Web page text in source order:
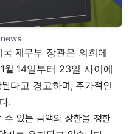
재무부 장관은 의회에
14일부터 23일 사이에
다고 경고하며, 추가적인
.
있는 금액의 상한을 정한